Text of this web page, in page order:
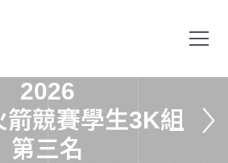
2026
箭競賽學生3K組
第三名